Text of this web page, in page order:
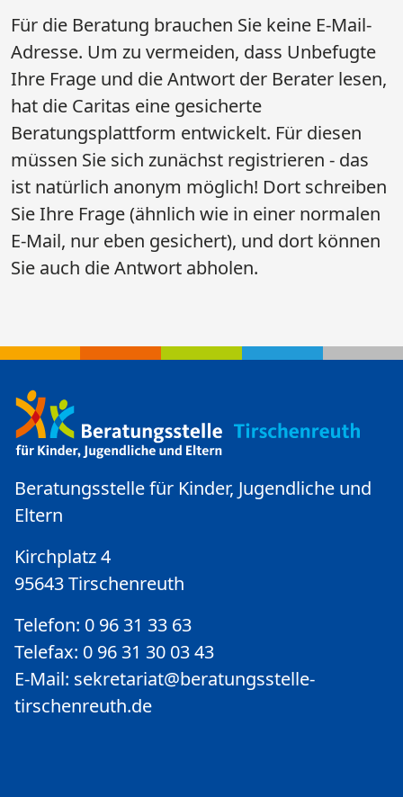
Für die Beratung brauchen Sie keine E-Mail-
Adresse. Um zu vermeiden, dass Unbefugte
Ihre Frage und die Antwort der Berater lesen,
hat die Caritas eine gesicherte
Beratungsplattform entwickelt. Für diesen
müssen Sie sich zunächst registrieren - das
ist natürlich anonym möglich! Dort schreiben
Sie Ihre Frage (ähnlich wie in einer normalen
E-Mail, nur eben gesichert), und dort können
Sie auch die Antwort abholen.
Beratungsstelle für Kinder, Jugendliche und
Eltern
Kirchplatz 4
95643 Tirschenreuth
Telefon: 0 96 31 33 63
Telefax: 0 96 31 30 03 43
E-Mail: sekretariat@beratungsstelle-
tirschenreuth.de